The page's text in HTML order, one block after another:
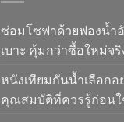
ซ่อมโซฟาด้วยฟองน้ำ
เบาะ คุ้มกว่าซื้อใหม่จ
หนังเทียมกันน้ำเลือกอ
คุณสมบัติที่ควรรู้ก่อนใ